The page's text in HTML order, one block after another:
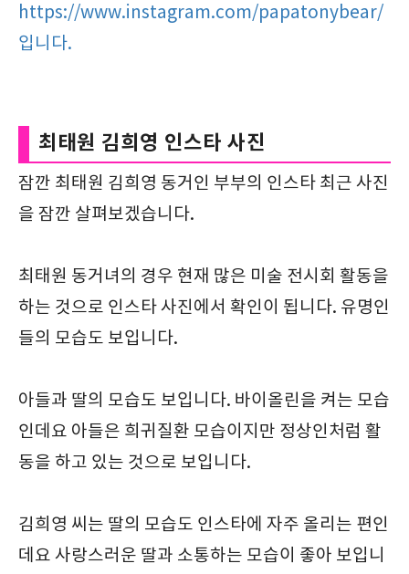
https://www.instagram.com/papatonybear/
입니다.
최태원 김희영 인스타 사진
잠깐 최태원 김희영 동거인 부부의 인스타 최근 사진
을 잠깐 살펴보겠습니다.
최태원 동거녀의 경우 현재 많은 미술 전시회 활동을
하는 것으로 인스타 사진에서 확인이 됩니다. 유명인
들의 모습도 보입니다.
아들과 딸의 모습도 보입니다. 바이올린을 켜는 모습
인데요 아들은 희귀질환 모습이지만 정상인처럼 활
동을 하고 있는 것으로 보입니다.
김희영 씨는 딸의 모습도 인스타에 자주 올리는 편인
데요 사랑스러운 딸과 소통하는 모습이 좋아 보입니